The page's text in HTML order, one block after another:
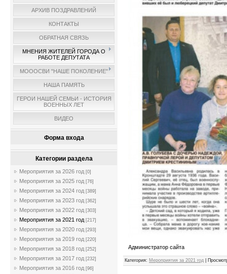
АРХИВ ПОЗДРАВЛЕНИЙ
КОНТАКТЫ
ОБРАТНАЯ СВЯЗЬ
МНЕНИЯ ЖИТЕЛЕЙ ГОРОДА О
РАБОТЕ ДЕПУТАТА
МОООСВИ "НАШЕ ПОКОЛЕНИЕ"
НАША ПАМЯТЬ
ГЕРОИ НАШЕЙ СЕМЬИ - ИСТОРИЯ
ВОЕННЫХ ЛЕТ
ВИДЕО
Форма входа
Категории раздела
Мероприятия за 2026 год [0]
Мероприятия за 2025 год [76]
Мероприятия за 2024 год [389]
Мероприятия за 2023 год [362]
Мероприятия за 2022 год [303]
Мероприятия за 2021 год [217]
Мероприятия за 2020 год [293]
Мероприятия за 2019 год [220]
Мероприятия за 2018 год [252]
Мероприятия за 2017 год [232]
Мероприятия за 2016 год [96]
Администратор сайта
Категория: Мероприятия за 2021 год